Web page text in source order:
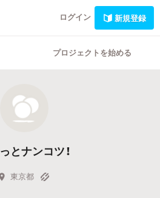
ログイン 新規登録
プロジェクトを始める
とナンコツ！
東京都